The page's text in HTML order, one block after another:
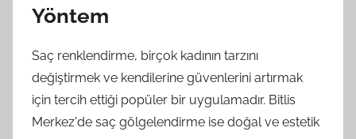
Yöntem
Saç renklendirme, birçok kadının tarzını
değiştirmek ve kendilerine güvenlerini artırmak
için tercih ettiği popüler bir uygulamadır. Bitlis
Merkez'de saç gölgelendirme ise doğal ve estetik